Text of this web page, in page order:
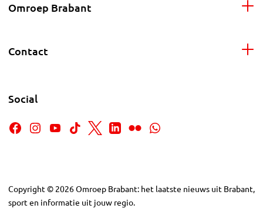
Omroep Brabant
Contact
Social
Copyright © 2026Omroep Brabant: het laatste nieuws uit Brabant,
sport en informatie uit jouw regio.